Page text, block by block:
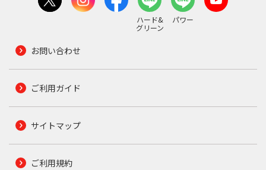
ハード&
グリーン
パワー
お問い合わせ
ご利用ガイド
サイトマップ
ご利用規約